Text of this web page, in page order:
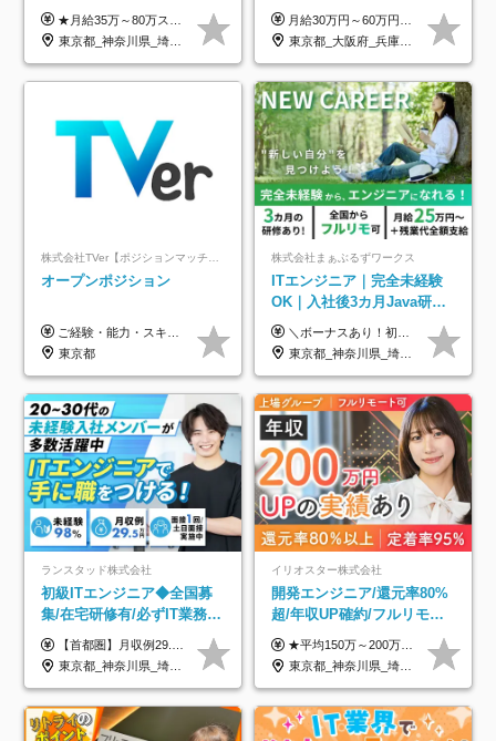
3h■最大3ヶ月の連休あり■
年休126日■20～30代活躍
中！
★月給35万～80万スタートも可 【未経験の方】 ■月給26万～80万＋賞与年2回（年2ヶ月分） 【何かしらのインフラエンジニア経験をお持ちの方】 ■月給35万～80万＋賞与年2回（年2ヶ月分） ※スキル・経験などを考慮し決定します ※試用期間6ヶ月あり。期間中は契約社員となります。その他の待遇に差異はありません（試用期間終了後、昇給の可能性あり） ※上記金額には固定残業代（月30時間分／4万9600円～15万2600円）を含みます。超過分は別途支給いたします。 ＼頑張りはインセンティブで還元！／ クライアントに貢献度を評価され、当社のエンジニアが追加で案件に参画することになるなど、会社にとって利益になる行動はしっかり評価します。 会社の成長に貢献できていることを実感でき、「もっと頑張ろう」と思える体制づくりを整えています！
東京都_神奈川県_埼玉県_千葉県_大阪府
ト案件多数*残業ほぼ0*通院
のための半休制度あり
月給30万円～60万円+住宅手当+職能手当+役職手当+決算賞与+報奨金 ※経験・能力を考慮し、優遇します ※給与には20時間分のみなし時間外手当(3万7000円以上)を含みます(超過時間分は別途追加支給) ※試用期間3～6ヵ月あり(その間の給与、待遇に差異なし) ※場合によって契約社員での採用の可能性あり(面接時に応相談)
東京都_大阪府_兵庫県_京都府_福岡県
オープンポジション
ご経験・能力・スキル等により、当社基準にて優遇・相談のうえ決定いたします。
東京都
株式会社まぁぶるずワークス
ITエンジニア｜完全未経験
OK｜入社後3カ月Java研修
｜リモート率8割以上｜充実
のキャリア支援｜残業月10h
＼ボーナスあり！初年度から年収300万円以上／ ■月給25万円～35万円＋残業代全額支給＋各種手当＋賞与年1回 ◎経験・年齢・スキルなどを考慮し、できるだけ優遇します ◎試用期間中(3カ月)は契約社員で、月給21万円＋諸手当になります。 (試用期間中は残業が発生しません。その他の待遇に変更はありません) ----------------- ＼3つの評価軸！実力次第で早期収入アップ！／ 【1】スキル(IT理解、実装力、設計) 【2】実務力(現場評価、コミュ力、品質) 【3】姿勢(自走力、意欲、責任感) この3つの評価軸で、3カ月ごとに評価。社内グレードにより、給与が決まる明確な仕組みです。何ができれば給与が上がるのか分かりやすく、実力や努力次第で早期に収入を増やせます！ 【固定残業代について】 なし（残業代は、実際の労働時間に応じて別途全額支給）
東京都_神奈川県_埼玉県_千葉県_大阪府_愛知県_北海道_青森県_岩手県_宮城県_秋田県_山形県_福島県_茨城県_栃木県_群馬県_新潟県_山梨県_長野県_富山県_石川県_福井県_静岡県_岐阜県_三重県_兵庫県_京都府_滋賀県_奈良県_和歌山県_広島県_岡山県_鳥取県_島根県_山口県_徳島県_香川県_愛媛県_高知県_福岡県_熊本県_佐賀県_長崎県_大分県_宮崎県_鹿児島県_沖縄県
ランスタッド株式会社
初級ITエンジニア◆全国募
集/在宅研修有/必ずIT業務配
属/月収例29.5万円/Web面接
1回/SE
【首都圏】月収例29.5万円（月給26万円＋諸手当） 【東海・関西】月収例28.5万円（月給25万円＋諸手当） 【九州】月収例26万円（月給23万円＋諸手当） ※経験・スキル・前職給与を踏まえ、総合的に判断して決定します。 例：首都圏 月収例31万円（月給27万円＋諸手当） ◆各種手当 ・通勤手当（上限4万円まで） ・残業代手当（1分単位で全額支給） ※固定残業代制は採用しておりません ・深夜勤務手当 ・資格取得支援（ランクに応じてお祝い金1万円～10万円を支給） ◆昇給：年1回 ◆補足 ・研修中1ヶ月間は、時給1670円となります。 ・試用期間6ヶ月あり。その間の待遇に変更はありません。 ※詳細は面接時にご案内します。
東京都_神奈川県_埼玉県_千葉県_大阪府_愛知県_兵庫県_京都府_福岡県
イリオスター株式会社
開発エンジニア/還元率80%
超/年収UP確約/フルリモ
OK/年休130日/平均残業7h/
約2万件の案件から選択
★平均150万～200万円年収UPを実現！ ★前職給与を100％保証！ ★案件内容の開示・明確な評価体制あり ⇒クライアント評価で即昇給を実現したケースも◎ ★年12回（毎月昇給チャンスあり） ■月給35万円～103万円 ※経験・能力・前職給与を考慮し、決定 ※上記給与には月30時間分(6万6500円以上)の固定残業代が含まれます。超過分は手当として別途支給します ※試用期間3ヶ月あり(期間中の給与・待遇面に差異はありません) ▼収入アップの実例をご紹介 ───────────── ★働き方改革をした30代男性（PG） 子どもが生まれたばかりなのに、忙しい現場で残業も月50～60時間が当たり前。 ⇒残業ほぼゼロ＆週3リモートの働き方に！しかも給与もアップ！ ★収入アップした30代男性（PM） 子供が3人いて家計も苦しく、残業代で稼ぐ日々… ⇒残業をたくさんしていた年収額より、100万円以上アップしました！
東京都_神奈川県_埼玉県_千葉県_大阪府_愛知県_北海道_青森県_岩手県_宮城県_秋田県_山形県_福島県_茨城県_栃木県_群馬県_新潟県_山梨県_長野県_富山県_石川県_福井県_静岡県_岐阜県_三重県_兵庫県_京都府_滋賀県_奈良県_和歌山県_広島県_岡山県_鳥取県_島根県_山口県_徳島県_香川県_愛媛県_高知県_福岡県_熊本県_佐賀県_長崎県_大分県_宮崎県_鹿児島県_沖縄県